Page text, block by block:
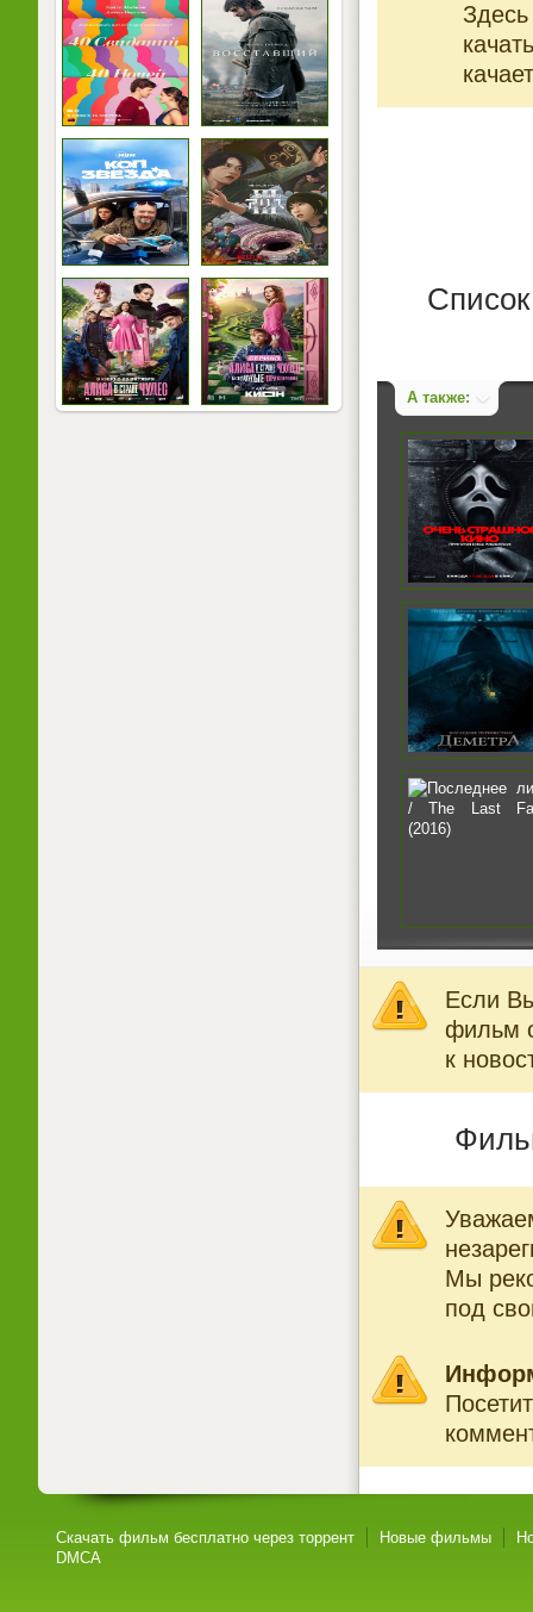
А также:
Если
фильм
к
Мы
под
Скачать фильм бесплатно через торрент Новые фильмы
DMCA